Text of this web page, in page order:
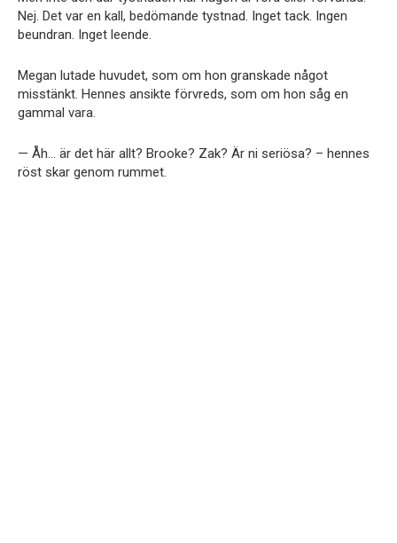
Nej. Det var en kall, bedömande tystnad. Inget tack. Ingen
beundran. Inget leende.
Megan lutade huvudet, som om hon granskade något
misstänkt. Hennes ansikte förvreds, som om hon såg en
gammal vara.
— Åh… är det här allt? Brooke? Zak? Är ni seriösa? – hennes
röst skar genom rummet.